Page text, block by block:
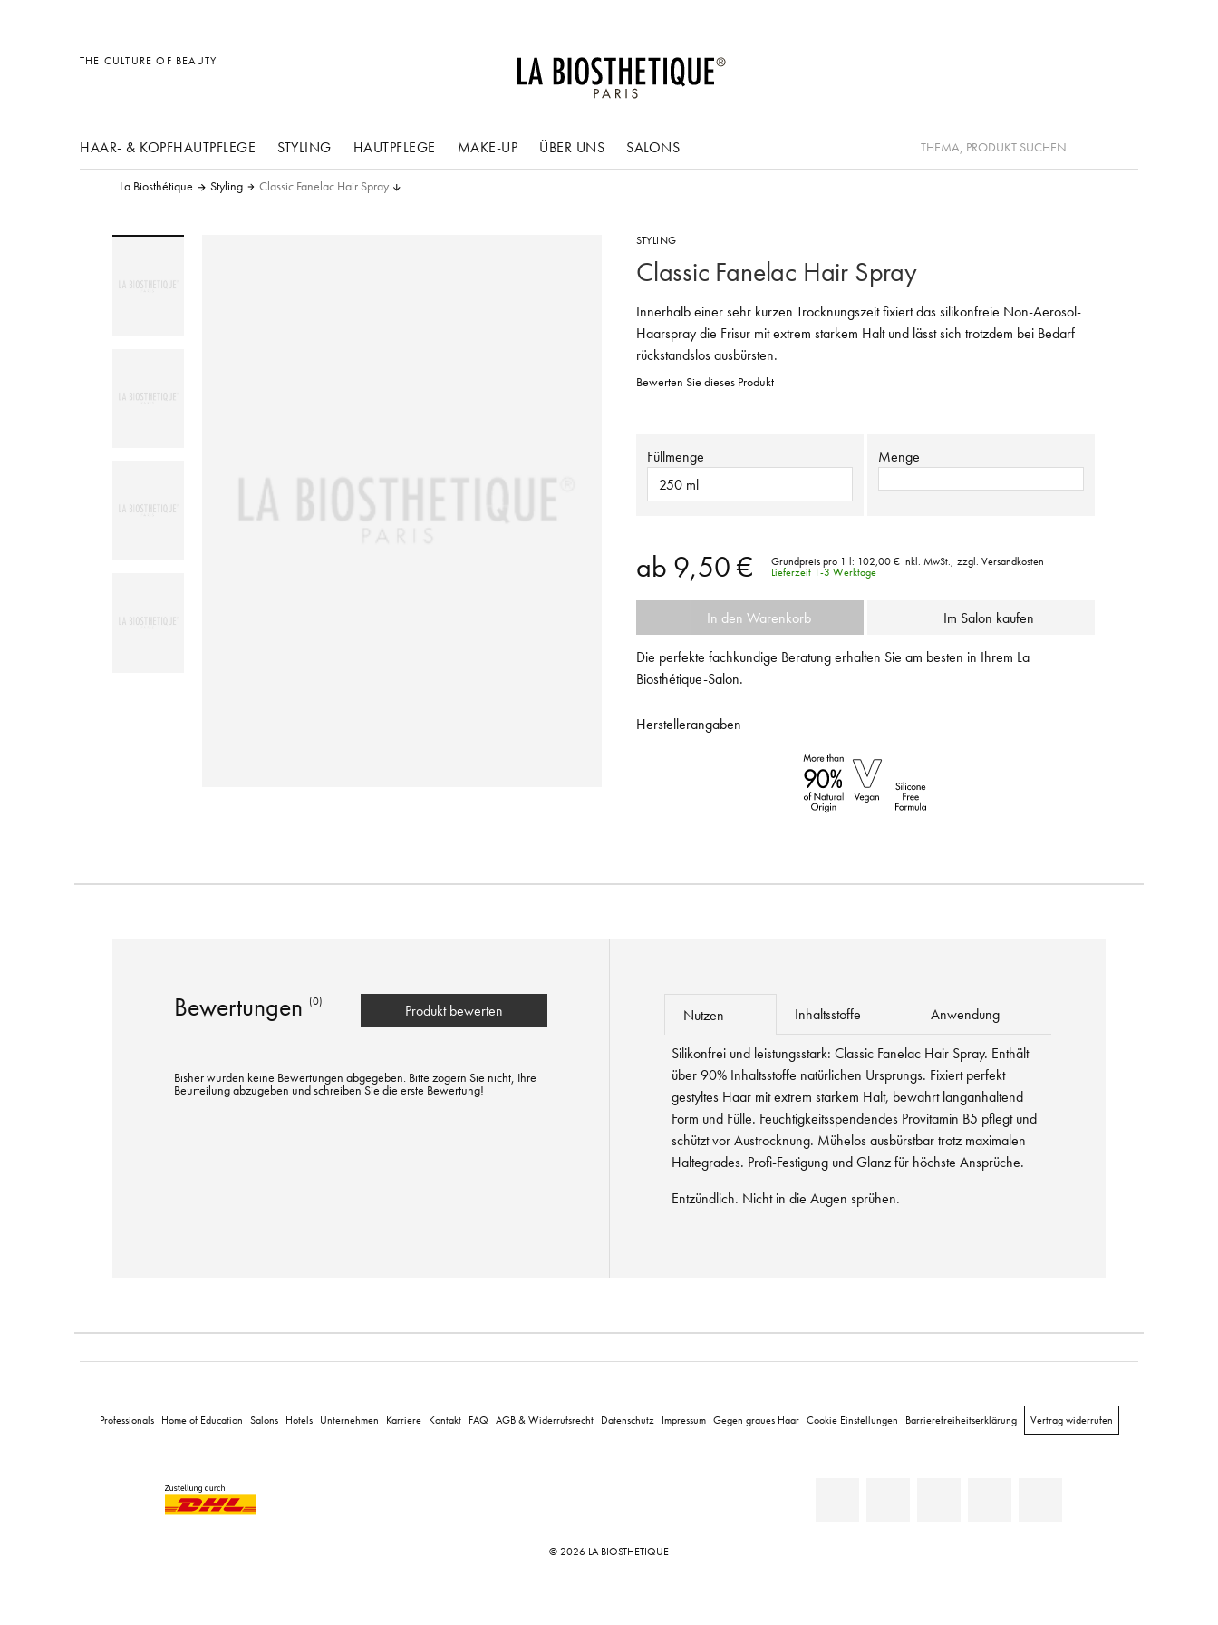
THE CULTURE OF BEAUTY
HAAR- & KOPFHAUTPFLEGE STYLING
Sonstiges
HAUTPFLEGE MAKE-UP ÜBER UNS SALONS Suche
La Biosthétique Styling Classic Fanelac Hair Spray
STYLING
Classic Fanelac Hair Spray
Innerhalb einer sehr kurzen Trocknungszeit fixiert das silikonfreie Non-Aerosol-
Haarspray die Frisur mit extrem starkem Halt und lässt sich trotzdem bei Bedarf
rückstandslos ausbürsten.
Bewerten Sie dieses Produkt
Füllmenge
250 ml
Menge
ab 9,50 € Grundpreis pro 1 l: 102,00 € Inkl. MwSt., zzgl. Versandkosten
Lieferzeit 1-3 Werktage
In den Warenkorb Im Salon kaufen
Die perfekte fachkundige Beratung erhalten Sie am besten in Ihrem La
Biosthétique-Salon.
Herstellerangaben
Bewertungen (0)
Produkt bewerten
Bisher wurden keine Bewertungen abgegeben. Bitte zögern Sie nicht, Ihre
Beurteilung abzugeben und schreiben Sie die erste Bewertung!
Nutzen Inhaltsstoffe Anwendung
Silikonfrei und leistungsstark: Classic Fanelac Hair Spray. Enthält
über 90% Inhaltsstoffe natürlichen Ursprungs. Fixiert perfekt
gestyltes Haar mit extrem starkem Halt, bewahrt langanhaltend
Form und Fülle. Feuchtigkeitsspendendes Provitamin B5 pflegt und
schützt vor Austrocknung. Mühelos ausbürstbar trotz maximalen
Haltegrades. Profi-Festigung und Glanz für höchste Ansprüche.
Entzündlich. Nicht in die Augen sprühen.
Professionals Home of Education Salons Hotels Unternehmen Karriere Kontakt FAQ AGB & Widerrufsrecht Datenschutz Impressum Gegen graues Haar Cookie Einstellungen Barrierefreiheitserklärung Vertrag widerrufen
© 2026 LA BIOSTHETIQUE